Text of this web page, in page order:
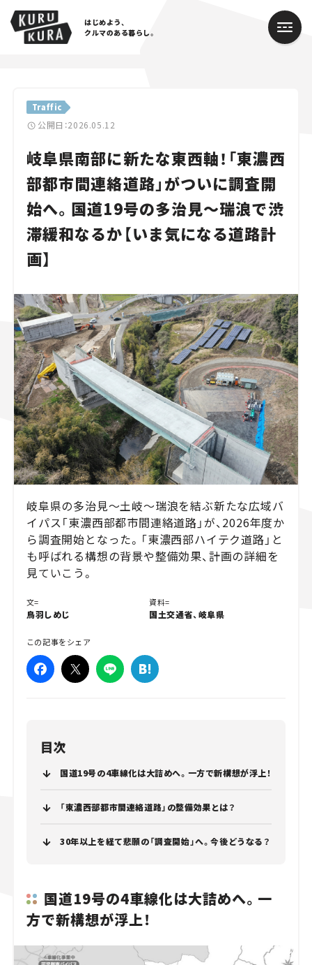
はじめよう、
クルマのある暮らし。
Traffic
公開日：2026.05.12
岐阜県南部に新たな東西軸！「東濃西
部都市間連絡道路」がついに調査開
始へ。国道19号の多治見～瑞浪で渋
滞緩和なるか【いま気になる道路計
画】
岐阜県の多治見～土岐～瑞浪を結ぶ新たな広域バ
イパス「東濃西部都市間連絡道路」が、2026年度か
ら調査開始となった。「東濃西部ハイテク道路」と
も呼ばれる構想の背景や整備効果、計画の詳細を
見ていこう。
文=
鳥羽しめじ
資料=
国土交通省、岐阜県
この記事をシェア
目次
国道19号の4車線化は大詰めへ。一方で新構想が浮上！
「東濃西部都市間連絡道路」の整備効果とは？
30年以上を経て悲願の「調査開始」へ。今後どうなる？
国道19号の4車線化は大詰めへ。一
方で新構想が浮上！
Cars
Lifestyle
Traffic
Special
Series
人気のハッシュタグ
スズキ ジムニー｜Suzuki Jimny
スズキ｜Suzuki
マツダ｜Mazda
マツダ ロードスター｜Mazda Roadster